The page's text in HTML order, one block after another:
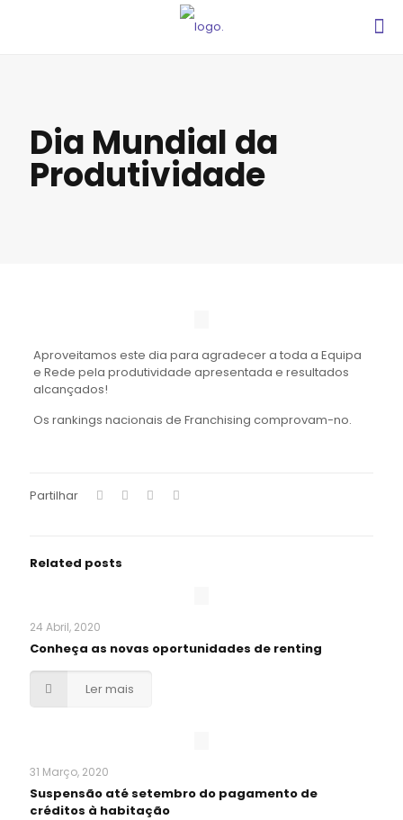
Dia Mundial da
Produtividade
Aproveitamos este dia para agradecer a toda a Equipa
e Rede pela produtividade apresentada e resultados
alcançados!
Os rankings nacionais de Franchising comprovam-no.
Partilhar
Related posts
24 Abril, 2020
Conheça as novas oportunidades de renting
Ler mais
31 Março, 2020
Suspensão até setembro do pagamento de
créditos à habitação